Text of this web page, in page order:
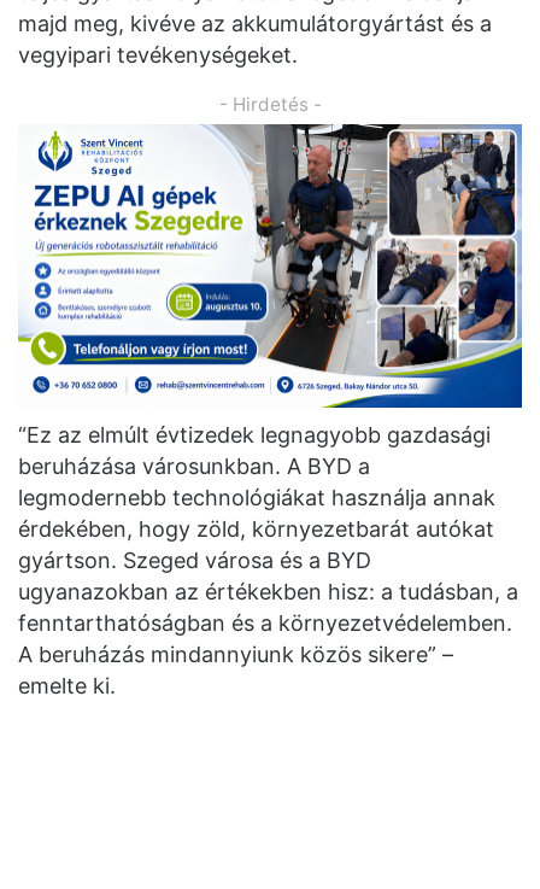
majd meg, kivéve az akkumulátorgyártást és a
vegyipari tevékenységeket.
- Hirdetés -
“Ez az elmúlt évtizedek legnagyobb gazdasági
beruházása városunkban. A BYD a
legmodernebb technológiákat használja annak
érdekében, hogy zöld, környezetbarát autókat
gyártson. Szeged városa és a BYD
ugyanazokban az értékekben hisz: a tudásban, a
fenntarthatóságban és a környezetvédelemben.
A beruházás mindannyiunk közös sikere” –
emelte ki.